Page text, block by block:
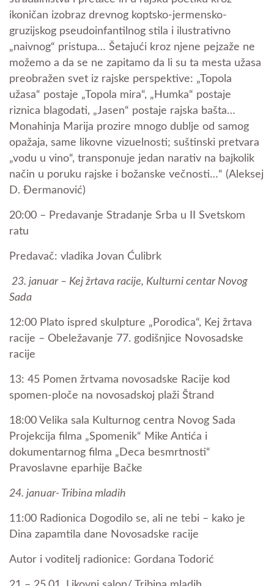
ikoničan izobraz drevnog koptsko-jermensko-
gruzijskog pseudoinfantilnog stila i ilustrativno
„naivnog“ pristupa… Šetajući kroz njene pejzaže ne
možemo a da se ne zapitamo da li su ta mesta užasa
preobražen svet iz rajske perspektive: „Topola
užasa“ postaje „Topola mira“, „Humka“ postaje
riznica blagodati, „Jasen“ postaje rajska bašta…
Monahinja Marija prozire mnogo dublje od samog
opažaja, same likovne vizuelnosti; suštinski pretvara
„vodu u vino“, transponuje jedan narativ na bajkolik
način u poruku rajske i božanske večnosti…“ (Aleksej
D. Đermanović)
20:00 – Predavanje Stradanje Srba u II Svetskom
ratu
Predavač: vladika Jovan Ćulibrk
23. januar – Kej žrtava racije, Kulturni centar Novog
Sada
12:00 Plato ispred skulpture „Porodica“, Kej žrtava
racije – Obeležavanje 77. godišnjice Novosadske
racije
13: 45 Pomen žrtvama novosadske Racije kod
spomen-ploče na novosadskoj plaži Štrand
18:00 Velika sala Kulturnog centra Novog Sada
Projekcija filma „Spomenik“ Mike Antića i
dokumentarnog filma „Deca besmrtnosti“
Pravoslavne eparhije Bačke
24. januar- Tribina mladih
11:00 Radionica Dogodilo se, ali ne tebi – kako je
Dina zapamtila dane Novosadske racije
Autor i voditelj radionice: Gordana Todorić